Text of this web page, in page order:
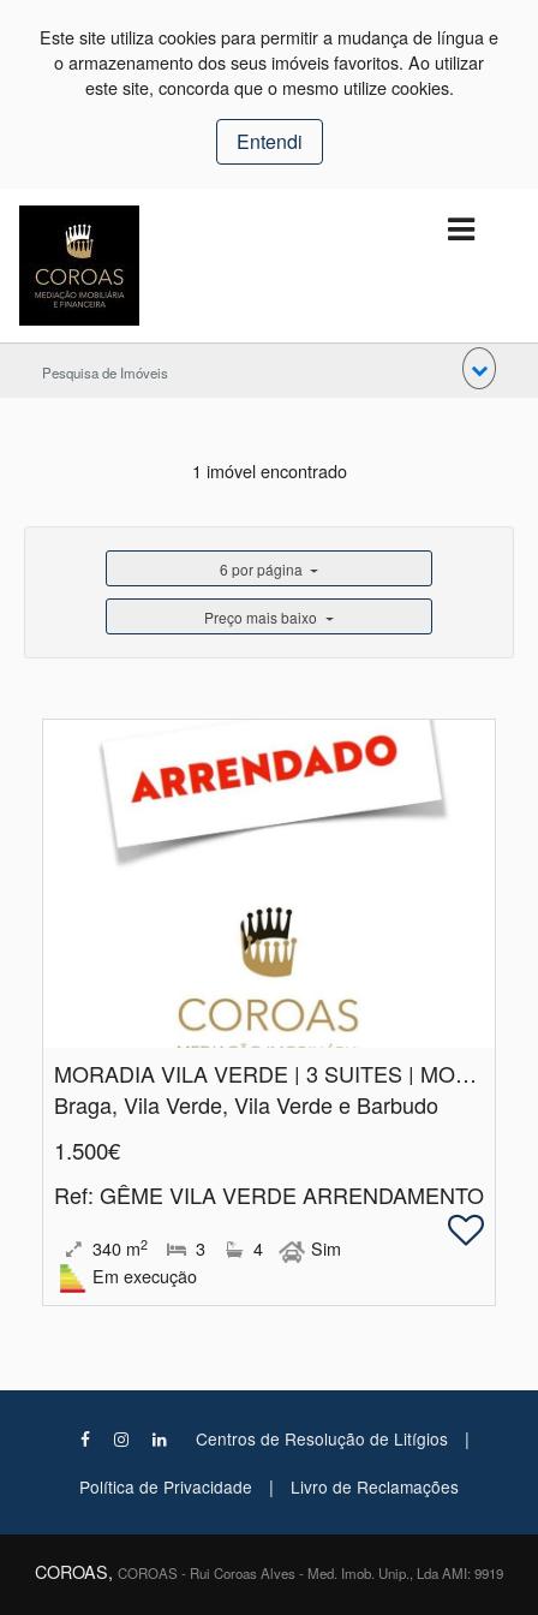
Este site utiliza cookies para permitir a mudança de língua e
o armazenamento dos seus imóveis favoritos. Ao utilizar
este site, concorda que o mesmo utilize cookies.
Entendi
Pesquisa de Imóveis
1 imóvel encontrado
6 por página
Preço mais baixo
MORADIA VILA VERDE | 3 SUITES | MOBILADA
Braga, Vila Verde, Vila Verde e Barbudo
1.500€
Ref: GÊME VILA VERDE ARRENDAMENTO
340 m2 3 4
Sim
Em execução
Centros de Resolução de Litígios |
Política de Privacidade | Livro de Reclamações
COROAS, COROAS - Rui Coroas Alves - Med. Imob. Unip., Lda AMI: 9919